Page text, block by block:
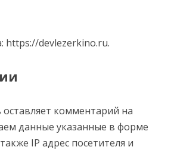
https://devlezerkino.ru.
оставляет комментарий на
данные указанные в форме
IP адрес посетителя и